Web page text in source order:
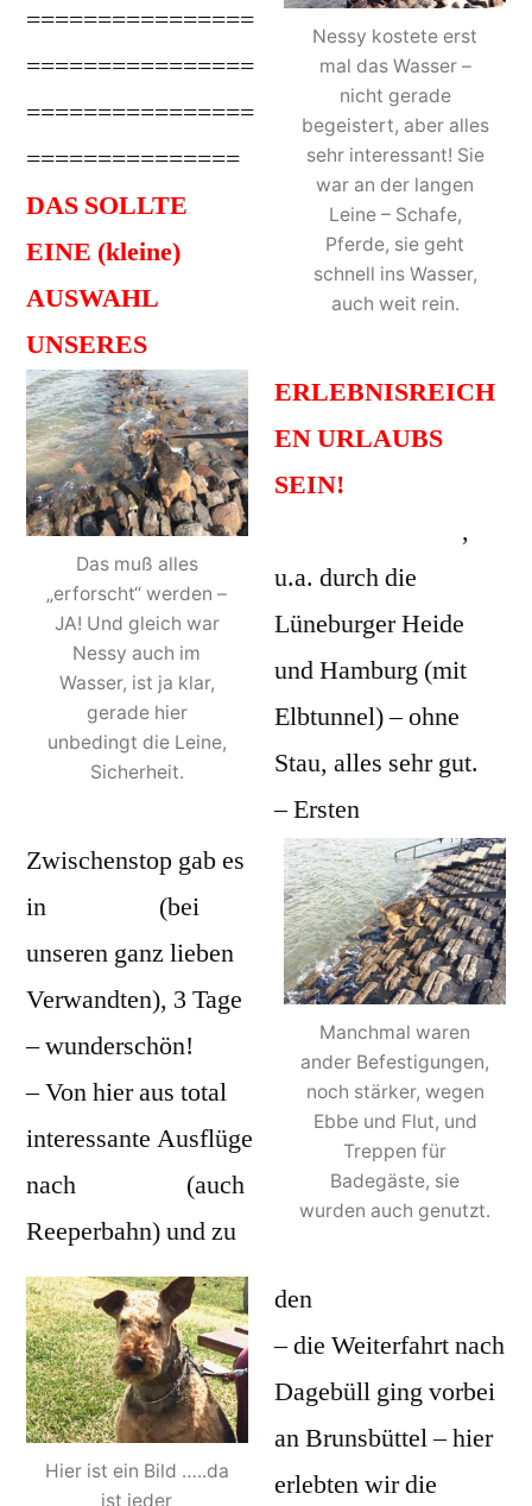
Nessy kostete erst
mal das Wasser –
nicht gerade
begeistert, aber alles
sehr interessant! Sie
war an der langen
Leine – Schafe,
Pferde, sie geht
schnell ins Wasser,
auch weit rein.
Das muß alles
„erforscht“ werden –
JA! Und gleich war
Nessy auch im
Wasser, ist ja klar,
gerade hier
unbedingt die Leine,
Sicherheit.
Manchmal waren
ander Befestigungen,
noch stärker, wegen
Ebbe und Flut, und
Treppen für
Badegäste, sie
wurden auch genutzt.
Hier ist ein Bild …..da
ist jeder
================
================
================
===============
DAS SOLLTE
EINE (kleine)
AUSWAHL
UNSERES
ERLEBNISREICH
EN URLAUBS
SEIN!
,
u.a. durch die
Lüneburger Heide
und Hamburg (mit
Elbtunnel) – ohne
Stau, alles sehr gut.
– Ersten
Zwischenstop gab es
in
(bei
unseren ganz lieben
Verwandten), 3 Tage
– wunderschön!
– Von hier aus total
interessante Ausflüge
nach
(auch
Reeperbahn) und zu
den
– die Weiterfahrt nach
Dagebüll ging vorbei
an Brunsbüttel – hier
erlebten wir die